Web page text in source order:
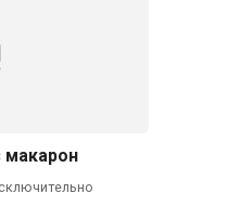
макарон